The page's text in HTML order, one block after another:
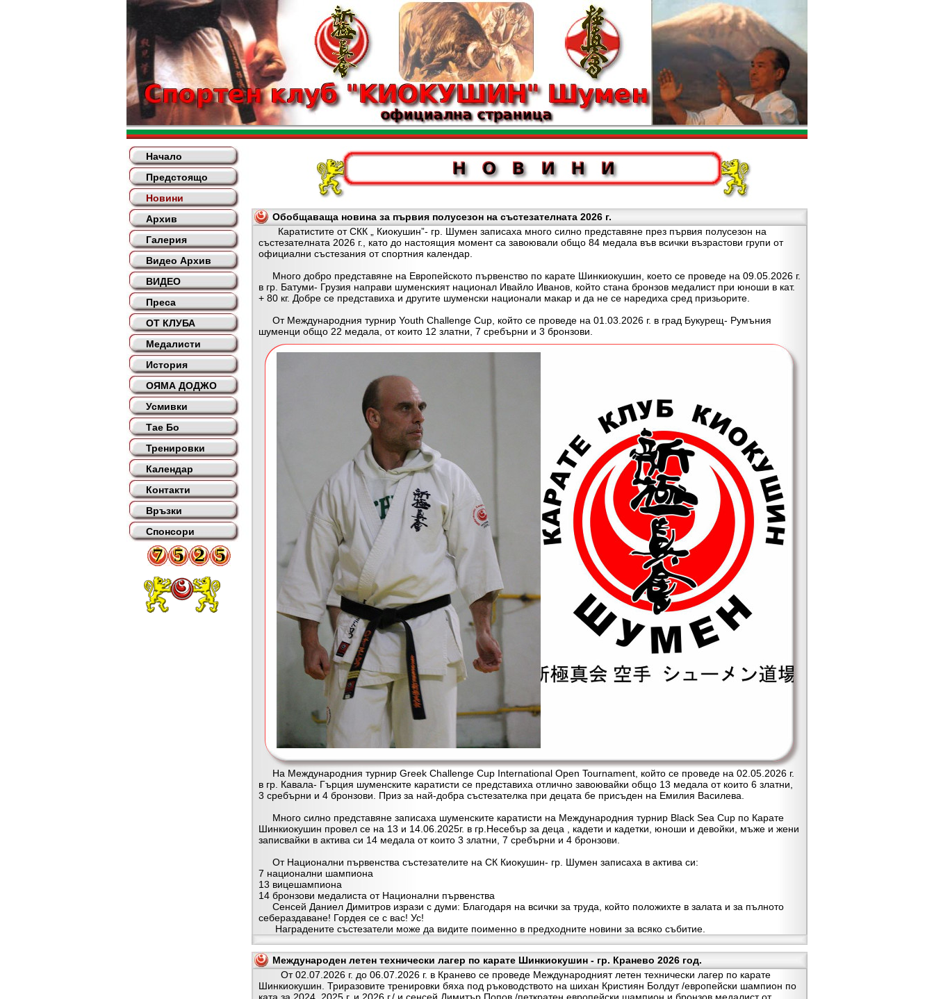
Начало
Предстоящо
Новини
Архив
Галерия
Видео Архив
ВИДЕО
Преса
ОТ КЛУБА
Медалисти
История
ОЯМА ДОДЖО
Усмивки
Тае Бо
Тренировки
Календар
Контакти
Връзки
Спонсори
Обобщаваща новина за първия полусезон на състезателната 2026 г.
Каратистите от СКК „ Киокушин”- гр. Шумен записаха много силно представяне през първия полусезон на
състезателната 2026 г., като до настоящия момент са завоювали общо 84 медала във всички възрастови групи от
официални състезания от спортния календар.
Много добро представяне на Европейското първенство по карате Шинкиокушин, което се проведе на 09.05.2026 г.
в гр. Батуми- Грузия направи шуменският национал Ивайло Иванов, който стана бронзов медалист при юноши в кат.
+ 80 кг. Добре се представиха и другите шуменски национали макар и да не се наредиха сред призьорите.
От Международния турнир Youth Challenge Cup, който се проведе на 01.03.2026 г. в град Букурещ- Румъния
шуменци общо 22 медала, от които 12 златни, 7 сребърни и 3 бронзови.
На Международния турнир Greek Challenge Cup International Open Tournament, който се проведе на 02.05.2026 г.
в гр. Кавала- Гърция шуменските каратисти се представиха отлично завоювайки общо 13 медала от които 6 златни,
3 сребърни и 4 бронзови. Приз за най-добра състезателка при децата бе присъден на Емилия Василева.
Много силно представяне записаха шуменските каратисти на Международния турнир Black Sea Cup по Карате
Шинкиокушин провел се на 13 и 14.06.2025г. в гр.Несебър за деца , кадети и кадетки, юноши и девойки, мъже и жени
записвайки в актива си 14 медала от които 3 златни, 7 сребърни и 4 бронзови.
От Национални първенства състезателите на СК Киокушин- гр. Шумен записаха в актива си:
7 национални шампиона
13 вицешампиона
14 бронзови медалиста от Национални първенства
Сенсей Даниел Димитров изрази с думи: Благодаря на всички за труда, който положихте в залата и за пълното
себераздаване! Гордея се с вас! Ус!
Наградените състезатели може да видите поименно в предходните новини за всяко събитие.
Международен летен технически лагер по карате Шинкиокушин - гр. Кранево 2026 год.
От 02.07.2026 г. до 06.07.2026 г. в Кранево се проведе Международният летен технически лагер по карате
Шинкиокушин. Триразовите тренировки бяха под ръководството на шихан Кристиян Болдут /европейски шампион по